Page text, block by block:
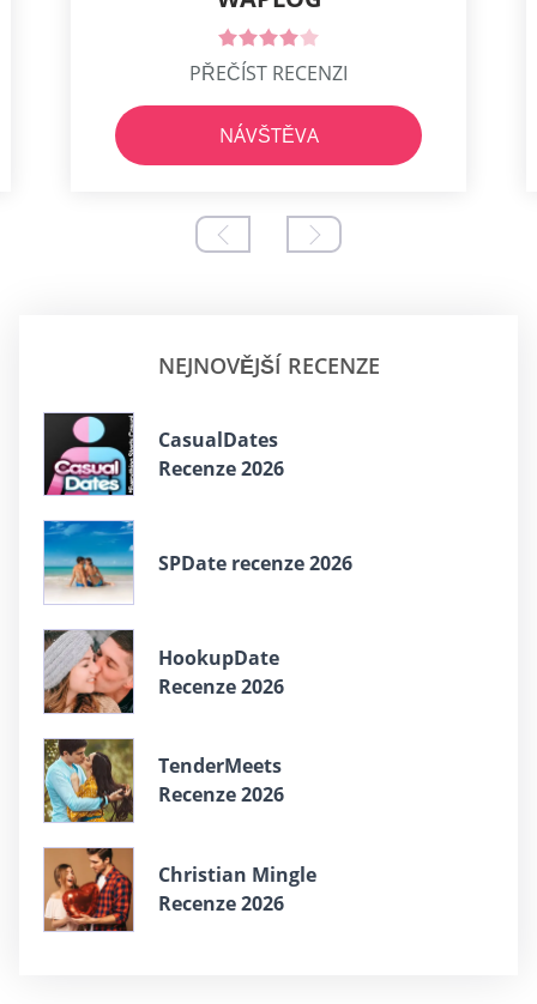
PŘEČÍST RECENZI
NÁVŠTĚVA
NEJNOVĚJŠÍ RECENZE
СasualDates
Recenze 2026
SPDate recenze 2026
HookupDate
Recenze 2026
TenderMeets
Recenze 2026
Christian Mingle
Recenze 2026